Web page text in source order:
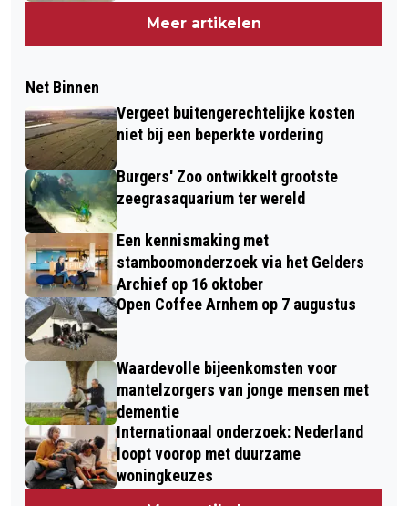
Meer artikelen
Net Binnen
Vergeet buitengerechtelijke kosten
niet bij een beperkte vordering
Burgers' Zoo ontwikkelt grootste
zeegrasaquarium ter wereld
Een kennismaking met
stamboomonderzoek via het Gelders
Archief op 16 oktober
Open Coffee Arnhem op 7 augustus
Waardevolle bijeenkomsten voor
mantelzorgers van jonge mensen met
dementie
Internationaal onderzoek: Nederland
loopt voorop met duurzame
woningkeuzes